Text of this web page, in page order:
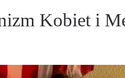
Kobiet i